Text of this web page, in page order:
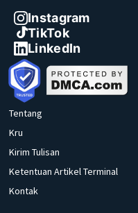
Instagram
TikTok
LinkedIn
Tentang
Kru
Kirim Tulisan
Ketentuan Artikel Terminal
Kontak